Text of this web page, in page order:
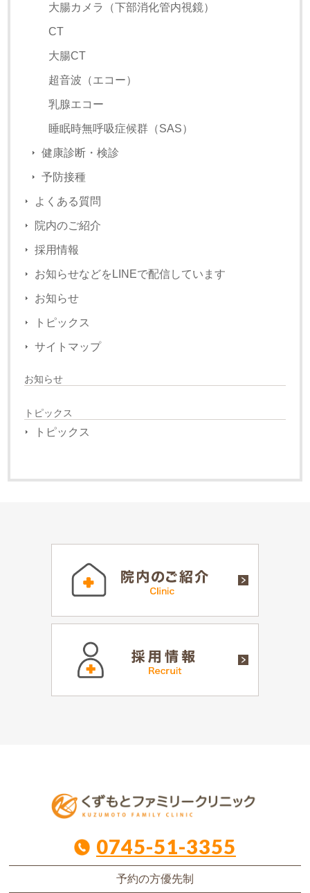
大腸カメラ（下部消化管内視鏡）
CT
大腸CT
超音波（エコー）
乳腺エコー
睡眠時無呼吸症候群（SAS）
健康診断・検診
予防接種
よくある質問
院内のご紹介
採用情報
お知らせなどをLINEで配信しています
お知らせ
トピックス
サイトマップ
お知らせ
トピックス
トピックス
0745-51-3355
予約の方優先制